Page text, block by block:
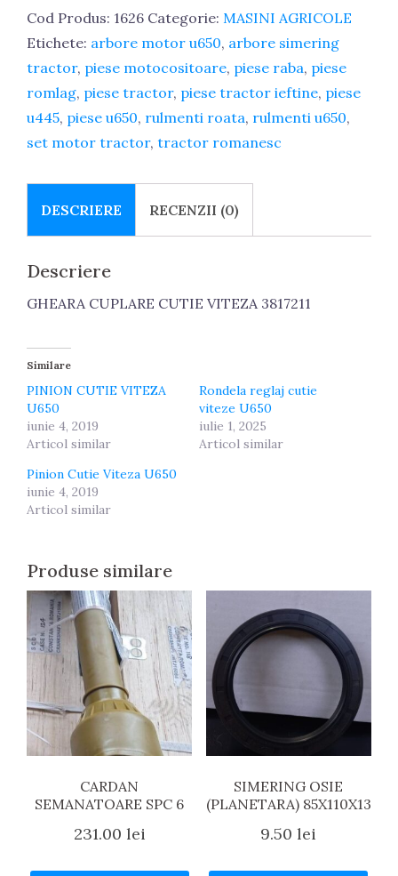
VITEZA
3817211
U650
Cod Produs: 1626 Categorie: MASINI AGRICOLE
Etichete: arbore motor u650, arbore simering
tractor, piese motocositoare, piese raba, piese
romlag, piese tractor, piese tractor ieftine, piese
u445, piese u650, rulmenti roata, rulmenti u650,
set motor tractor, tractor romanesc
DESCRIERE RECENZII (0)
Descriere
GHEARA CUPLARE CUTIE VITEZA 3817211
Similare
PINION CUTIE VITEZA
U650
iunie 4, 2019
Articol similar
Rondela reglaj cutie
viteze U650
iulie 1, 2025
Articol similar
Pinion Cutie Viteza U650
iunie 4, 2019
Articol similar
Produse similare
CARDAN
SEMANATOARE SPC 6
231.00 lei
SIMERING OSIE
(PLANETARA) 85X110X13
9.50lei